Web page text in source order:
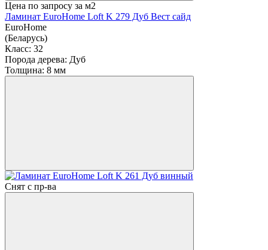
Цена по запросу за м2
Ламинат EuroHome Loft K 279 Дуб Вест сайд
EuroHome
(Беларусь)
Класс: 32
Порода дерева: Дуб
Толщина: 8 мм
Снят с пр-ва